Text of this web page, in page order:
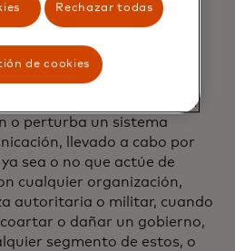
el uso o amenaza de uso
una persona o
de un acto nocivo a la
o la perpetración de un
o perturba un sistema
llevado a cabo por
sea o no que actúe de
cualquier organización,
autoritaria o militar, cuando
o dañar un gobierno,
segmento de estos, o
Rechazar todas
de cookies